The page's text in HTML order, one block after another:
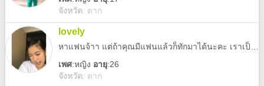
จังหวัด: ตาก
lovely
เพศ:หญิง อายุ:26
จังหวัด: ตาก